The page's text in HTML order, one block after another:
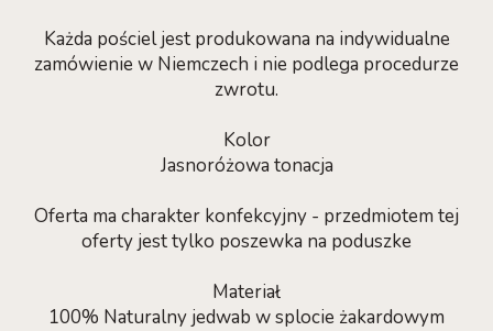
Każda pościel jest produkowana na indywidualne
zamówienie w Niemczech i nie podlega procedurze
zwrotu.
Kolor
Jasnoróżowa tonacja
Oferta ma charakter konfekcyjny - przedmiotem tej
oferty jest tylko poszewka na poduszke
Materiał
100% Naturalny jedwab w splocie żakardowym